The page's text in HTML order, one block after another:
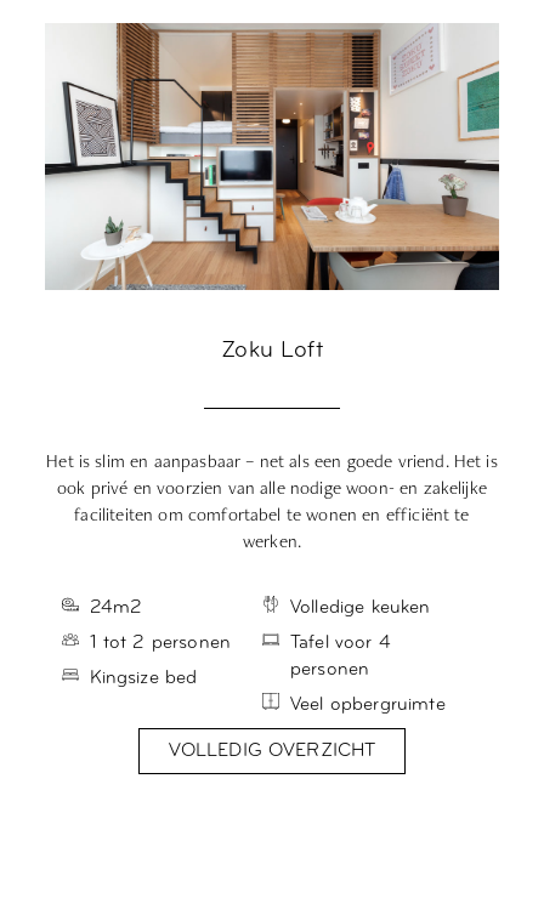
Zoku Loft
Het is slim en aanpasbaar – net als een goede vriend. Het is
ook privé en voorzien van alle nodige woon- en zakelijke
faciliteiten om comfortabel te wonen en efficiënt te
werken.
24m2
1 tot 2 personen
Kingsize bed
Volledige keuken
Tafel voor 4
personen
Veel opbergruimte
VOLLEDIG OVERZICHT